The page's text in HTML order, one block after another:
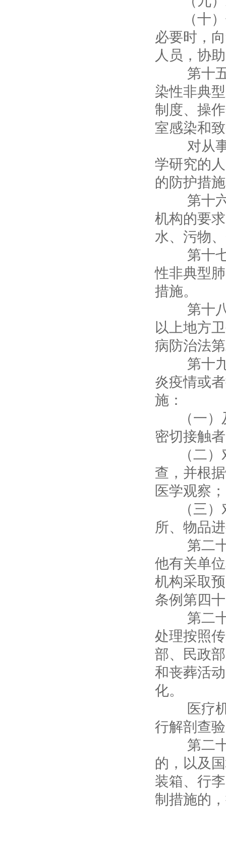
（十）
必要时，
人员，协
第十五
染性非典
制度、操
室感染和
对从事
学研究的
的防护措
第十六
机构的要
水、污物
第十七
性非典型
措施。
第十八
以上地方
病防治法
第十九
炎疫情或
施：
（一）
密切接触
（二）
查，并根
医学观察；
（三）
所、物品
第二十
他有关单
机构采取
条例第四
第二十
处理按照
部、民政
和丧葬活
化。
医疗机
行解剖查
第二十
的，以及
装箱、行
制措施的